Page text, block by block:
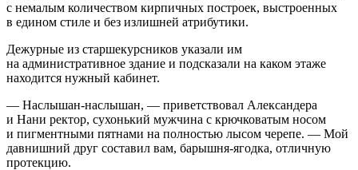
с немалым количеством кирпичных построек, выстроенных
в едином стиле и без излишней атрибутики.
Дежурные из старшекурсников указали им
на административное здание и подсказали на каком этаже
находится нужный кабинет.
— Наслышан-наслышан, — приветствовал Александера
и Нани ректор, сухонький мужчина с крючковатым носом
и пигментными пятнами на полностью лысом черепе. — Мой
давнишний друг составил вам, барышня-ягодка, отличную
протекцию.